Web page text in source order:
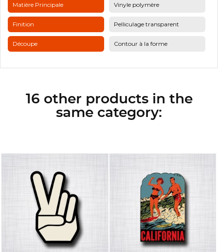
Matière Principale Vinyle polymère
Finition Pelliculage transparent
Découpe Contour à la forme
16 other products in the
same category: